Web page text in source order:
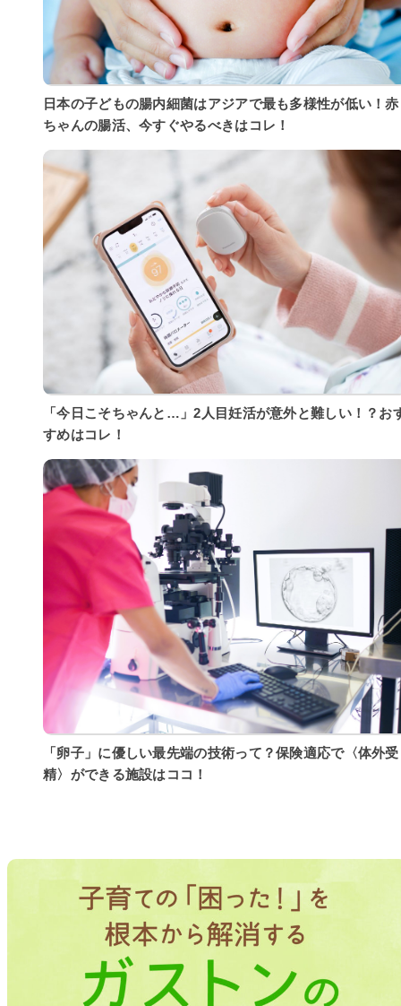
日本の子どもの腸内細菌はアジアで最も多様性が低い！赤
ちゃんの腸活、今すぐやるべきはコレ！
「今日こそちゃんと…」2人目妊活が意外と難しい！？お
すめはコレ！
「卵子」に優しい最先端の技術って？保険適応で〈体外受
精〉ができる施設はココ！